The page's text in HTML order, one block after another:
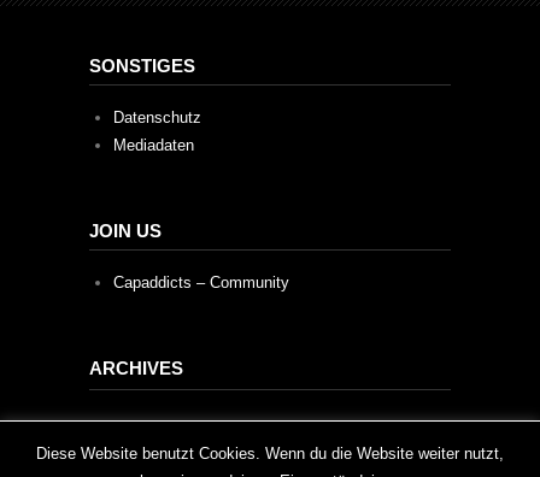
SONSTIGES
Datenschutz
Mediadaten
JOIN US
Capaddicts – Community
ARCHIVES
Archives
This website uses cookies to improve your experience. We'll
Diese Website benutzt Cookies. Wenn du die Website weiter nutzt,